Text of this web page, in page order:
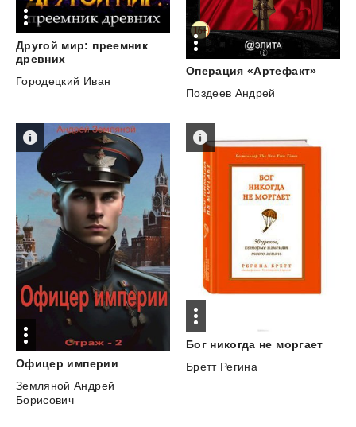
Другой мир: преемник
древних
Городецкий Иван
Операция «Артефакт»
Поздеев Андрей
Офицер империи
Земляной Андрей
Борисович
Бог никогда не моргает
Бретт Регина